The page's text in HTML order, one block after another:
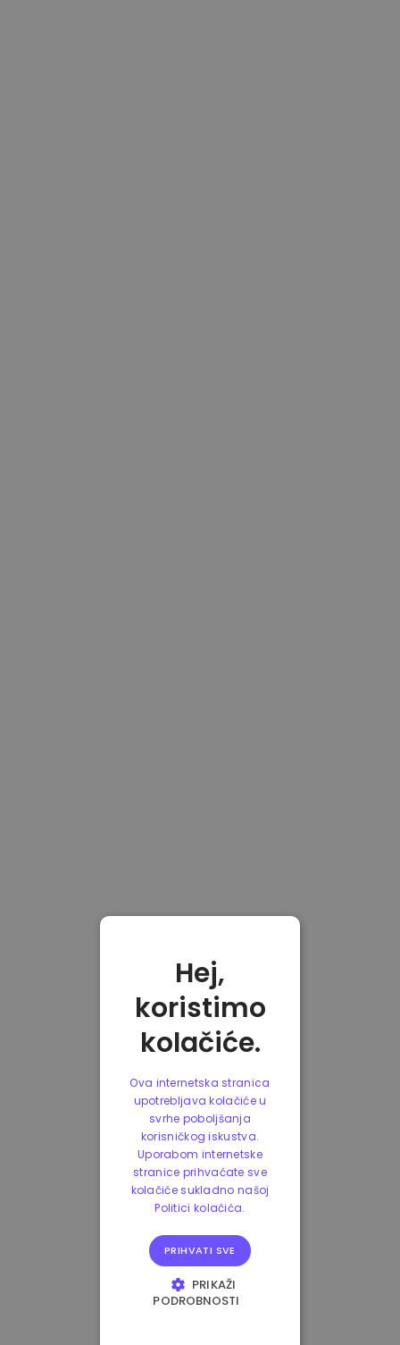
Hej,
koristimo
kolačiće.
Ova internetska stranica
upotrebljava kolačiće u
svrhe poboljšanja
korisničkog iskustva.
Uporabom internetske
stranice prihvaćate sve
kolačiće sukladno našoj
Politici kolačića.
PRIHVATI SVE
PRIKAŽI
PODROBNOSTI